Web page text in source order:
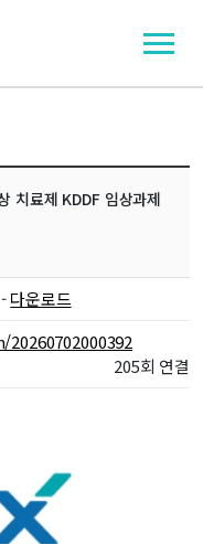
치료제 KDDF 임상과제
다운로드
205회 연결